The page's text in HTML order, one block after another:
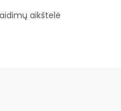
aikštelė